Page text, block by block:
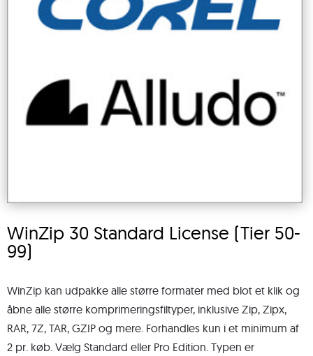
WinZip 30 Standard License (Tier 50-
99)
WinZip kan udpakke alle større formater med blot et klik og
åbne alle større komprimeringsfiltyper, inklusive Zip, Zipx,
RAR, 7Z, TAR, GZIP og mere. Forhandles kun i et minimum af
2 pr. køb. Vælg Standard eller Pro Edition. Typen er